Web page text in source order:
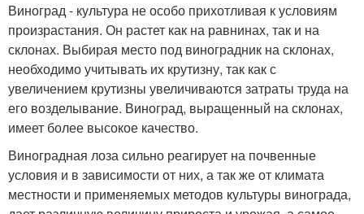
Виноград - культура не особо прихотливая к условиям
произрастания. Он растет как на равнинах, так и на
склонах. Выбирая место под виноградник на склонах,
необходимо учитывать их крутизну, так как с
увеличением крутизны увеличиваются затраты труда на
его возделывание. Виноград, выращенный на склонах,
имеет более высокое качество.
Виноградная лоза сильно реагирует на почвенные
условия и в зависимости от них, а так же от климата
местности и применяемых методов культуры винограда,